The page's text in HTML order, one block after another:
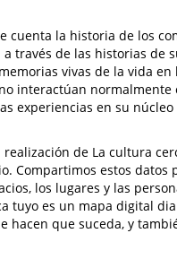
cuenta la historia de los
través de las historias de
vivas de la vida en
interactúan normalmente
experiencias en su
de La cultura
Compartimos estos datos
los lugares y las
tuyo es un mapa digital
hacen que suceda, y